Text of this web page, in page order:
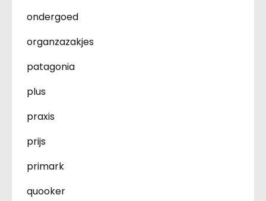
ondergoed
organzazakjes
patagonia
plus
praxis
prijs
primark
quooker